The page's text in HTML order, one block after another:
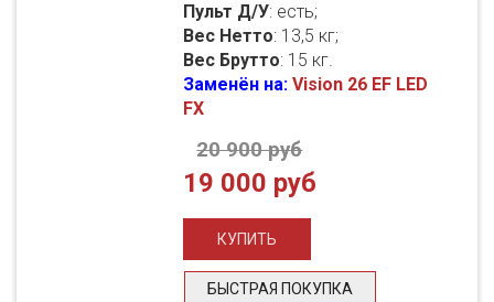
Пульт Д/У: есть;
Вес Нетто: 13,5 кг;
Вес Брутто: 15 кг.
Заменён на: Vision 26 EF LED
FX
20 900 руб
19 000 руб
БЫСТРАЯ ПОКУПКА